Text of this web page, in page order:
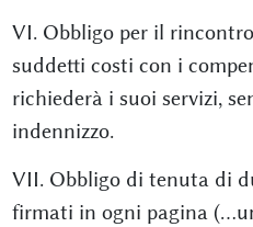
VI. Obbligo per il
suddetti costi con i
richiederà i suoi servizi,
indennizzo.
VII. Obbligo di tenuta di
firmati in ogni pagina